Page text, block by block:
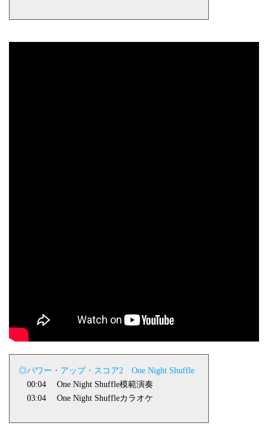
◎パワー・アップ・スコア2 One Night Shuffle
00:04 One Night Shuffle模範演奏
03:04 One Night Shuffleカラオケ